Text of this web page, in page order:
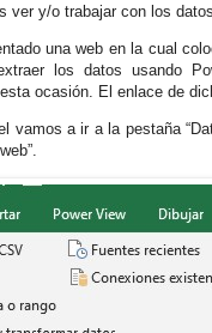
ver y/o trabajar con los
una web en la cual
los datos usando
ocasión. El enlace de
vamos a ir a la pestaña